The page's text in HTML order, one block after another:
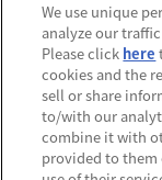
お問
利用規
アレ
We use unique
analyze our
Please click here
cookies and the
sell or share
to/with our
combine it with
provided to